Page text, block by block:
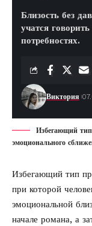
Близость без
учатся
потребностях.
Виктория
Избегающий тип
эмоционального
Избегающий тип
при которой
эмоциональной
начале романа, а